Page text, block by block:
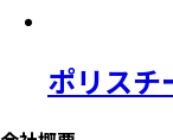
ポリスチ